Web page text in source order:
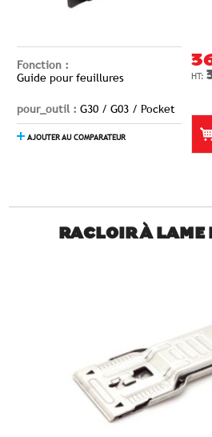
Fonction :
Guide pour feuillures
pour_outil : G30 / G03 / Pocket
AJOUTER AU COMPARATEUR
RACLOIR À LAME